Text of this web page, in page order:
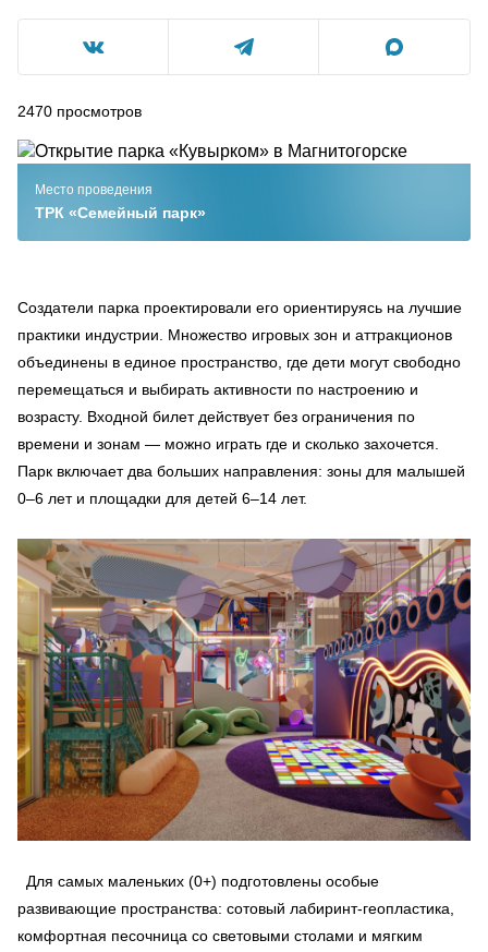
2470 просмотров
Место проведения
ТРК «Семейный парк»
Создатели парка проектировали его ориентируясь на лучшие
практики индустрии. Множество игровых зон и аттракционов
объединены в единое пространство, где дети могут свободно
перемещаться и выбирать активности по настроению и
возрасту. Входной билет действует без ограничения по
времени и зонам — можно играть где и сколько захочется.
Парк включает два больших направления: зоны для малышей
0–6 лет и площадки для детей 6–14 лет.
Для самых маленьких (0+) подготовлены особые
развивающие пространства: сотовый лабиринт-геопластика,
комфортная песочница со световыми столами и мягким